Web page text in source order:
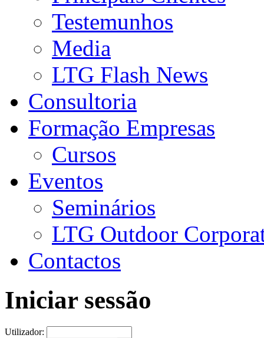
Testemunhos
Media
LTG Flash News
Consultoria
Formação Empresas
Cursos
Eventos
Seminários
LTG Outdoor
Contactos
Iniciar sessão
Utilizador: